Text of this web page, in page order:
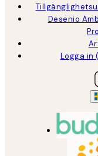
Desenio
Logga in